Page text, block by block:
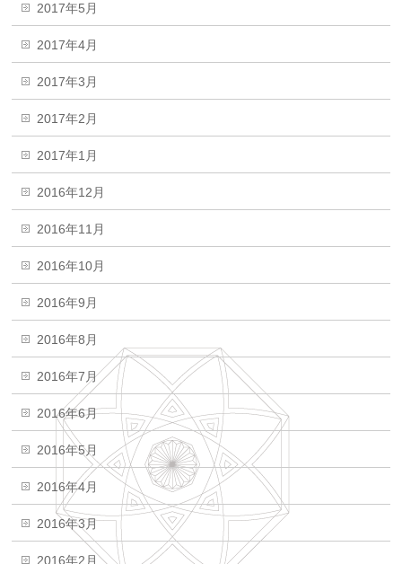
2017年5月
2017年4月
2017年3月
2017年2月
2017年1月
2016年12月
2016年11月
2016年10月
2016年9月
2016年8月
2016年7月
2016年6月
2016年5月
2016年4月
2016年3月
2016年2月